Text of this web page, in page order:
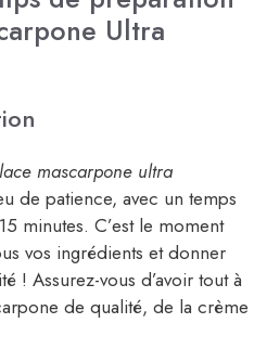
Ultra
mascarpone ultra
de patience, avec un temps
minutes. C’est le moment
vos ingrédients et donner
! Assurez-vous d’avoir tout à
de qualité, de la crème